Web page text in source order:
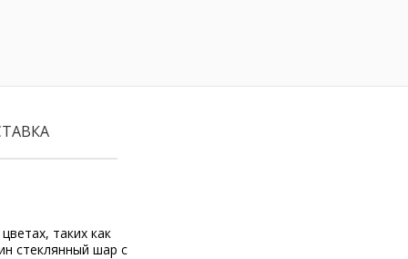
таких как
стеклянный шар с